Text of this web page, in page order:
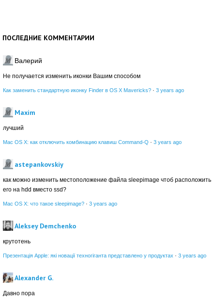
ПОСЛЕДНИЕ КОММЕНТАРИИ
Валерий
Не получается изменить иконки Вашим способом
Как заменить стандартную иконку Finder в OS X Mavericks? · 3 years ago
Maxim
лучший
Mac OS X: как отключить комбинацию клавиш Command-Q · 3 years ago
astepankovskiy
как можно изменить местоположение файла sleepimage чтоб расположить
его на hdd вместо ssd?
Mac OS X: что такое sleepimage? · 3 years ago
Aleksey Demchenko
крутотень
Презентація Apple: які новації техногіганта представлено у продуктах · 3 years ago
Alexander G.
Давно пора